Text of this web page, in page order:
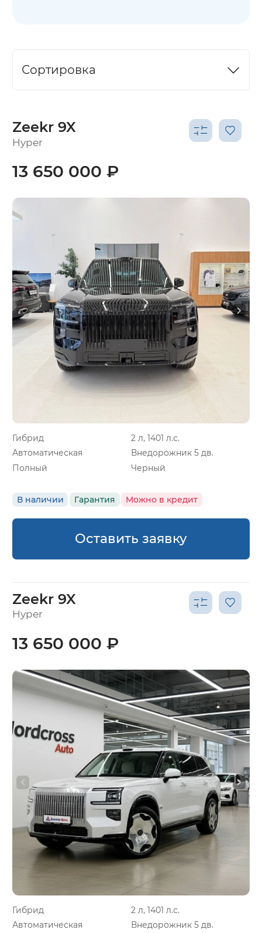
Сортировка
Zeekr 9X
Hyper
Гибрид
2 л, 1401 л.с.
Автоматическая
Внедорожник 5 дв.
Полный
Черный
В наличии Гарантия Можно в кредит
13 650 000 ₽
Оставить заявку
Zeekr 9X
Hyper
Гибрид
2 л, 1401 л.с.
Автоматическая
Внедорожник 5 дв.
13 650 000 ₽